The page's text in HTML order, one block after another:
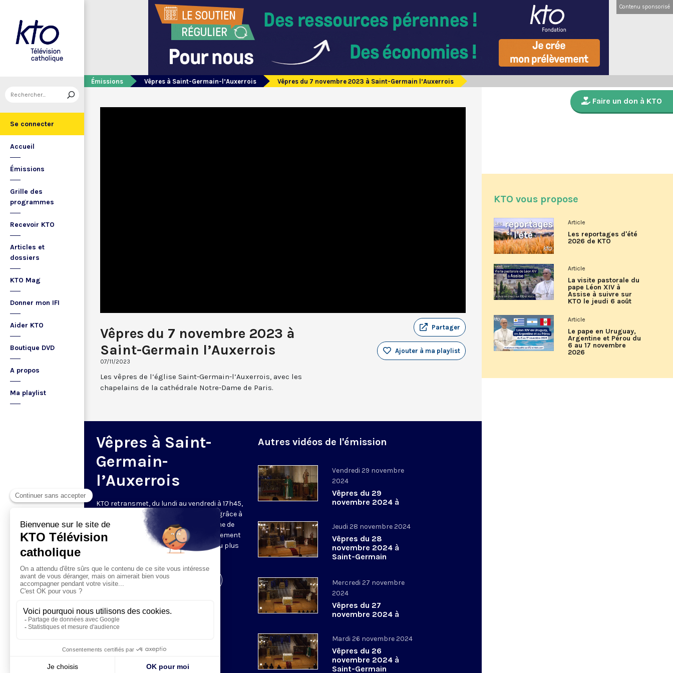
Se connecter
Accueil
Émissions
Grille des
programmes
Recevoir KTO
Articles et
dossiers
KTO Mag
Donner mon IFI
Aider KTO
Boutique DVD
A propos
Ma playlist
Contenu sponsorisé
Émissions Vêpres à Saint-Germain-l’Auxerrois Vêpres du 7 novembre 2023 à Saint-Germain l’Auxerrois
Vêpres du 7 novembre 2023 à
Saint-Germain l’Auxerrois
07/11/2023
Partager
Ajouter à ma playlist
Les vêpres de l’église Saint-Germain-l’Auxerrois, avec les
chapelains de la cathédrale Notre-Dame de Paris.
Vêpres à Saint-
Germain-
l’Auxerrois
KTO retransmet, du lundi au vendredi à 17h45,
les vêpres en direct de Saint-Germain grâce à
une technologie innovante : un système de
captation multicaméra en direct totalement
automatisé, qui offre une réalisation au plus
près de la célébration.
Visiter la page de l'émission
Autres vidéos de l'émission
Vendredi 29 novembre
2024
Vêpres du 29
novembre 2024 à
Jeudi 28 novembre 2024
Vêpres du 28
novembre 2024 à
Saint-Germain
Mercredi 27 novembre
2024
Vêpres du 27
novembre 2024 à
Mardi 26 novembre 2024
Vêpres du 26
novembre 2024 à
Saint-Germain
Faire un don à KTO
KTO vous propose
Article
Les reportages d'été
2026 de KTO
Article
La visite pastorale du
pape Léon XIV à
Assise à suivre sur
KTO le jeudi 6 août
Article
Le pape en Uruguay,
Argentine et Pérou du
6 au 17 novembre
2026